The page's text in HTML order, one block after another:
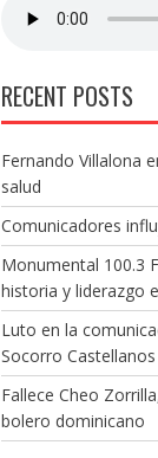
RECENT POSTS
Fernando Villalona
salud
Comunicadores
Monumental 100.3
historia y liderazgo
Luto en la
Socorro Castellanos
Fallece Cheo
bolero dominicano